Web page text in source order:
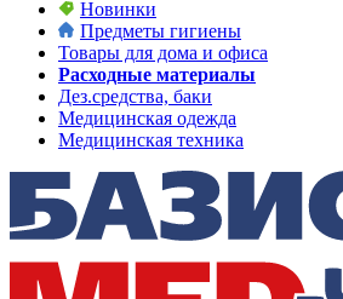
Новинки
Предметы гигиены
Товары для дома и офиса
Расходные материалы
Дез.средства, баки
Медицинская одежда
Медицинская техника